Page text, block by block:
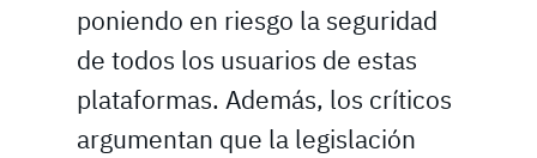
poniendo en riesgo la seguridad
de todos los usuarios de estas
plataformas. Además, los críticos
argumentan que la legislación